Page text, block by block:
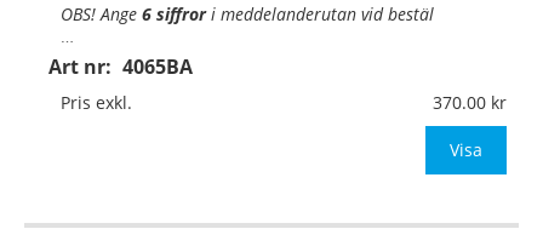
Art nr: 4065BA
OBS! Ange 6 siffrori meddelanderutan vid bestäl
…
Pris exkl. 370.00
Visa